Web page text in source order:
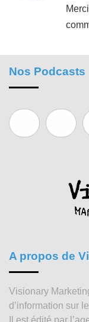
Nos Podcasts
A propos de
Visionary
d’information sur
Il est édité par